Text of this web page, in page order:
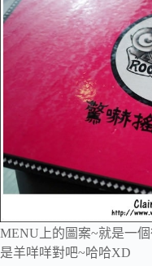
MENU上的圖案~就是一
是羊咩咩對吧~哈哈XD